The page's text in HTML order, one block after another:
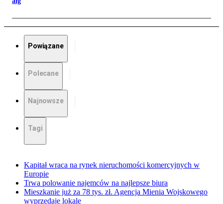
Powiązane
Polecane
Najnowsze
Tagi
Kapitał wraca na rynek nieruchomości komercyjnych w
Europie
Trwa polowanie najemców na najlepsze biura
Mieszkanie już za 78 tys. zł. Agencja Mienia Wojskowego
wyprzedaje lokale